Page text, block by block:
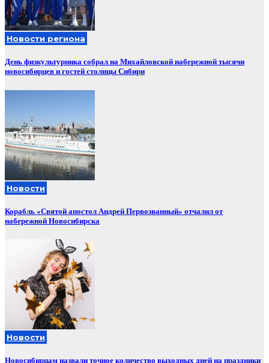
Новости региона
День физкультурника собрал на Михайловской набережной тысячи
новосибирцев и гостей столицы Сибири
Новости
Корабль «Святой апостол Андрей Первозванный» отчалил от
набережной Новосибирска
Новости
Новосибирцам назвали точное количество выходных дней на праздники